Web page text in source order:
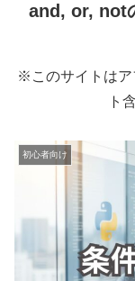
and, or, not
※このサイトはア
ト
初心者向け